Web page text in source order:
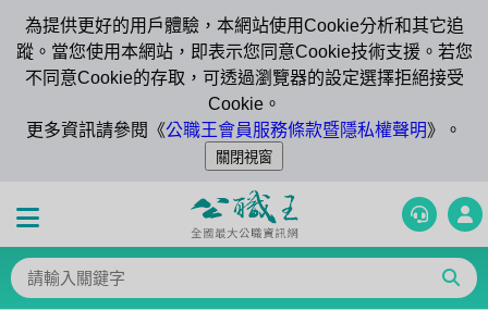
為提供更好的用戶體驗，本網站使用Cookie分析和其它追
蹤。當您使用本網站，即表示您同意Cookie技術支援。若您
不同意Cookie的存取，可透過瀏覽器的設定選擇拒絕接受
Cookie。
更多資訊請參閱《公職王會員服務條款暨隱私權聲明》。